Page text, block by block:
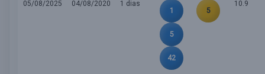
05/08/2025 04/08/2020
1 dias
1
5
42
5
10.9